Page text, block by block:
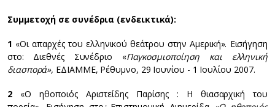
Συμμετοχή σε συνέδρια (ενδεικτικά):
1 «Οι απαρχές του ελληνικού θεάτρου στην Αμερική». Εισήγηση
στο: Διεθνές Συνέδριο «Παγκοσμιοποίηση και ελληνική
διασπορά», ΕΔΙΑΜΜΕ, Ρέθυμνο, 29 Ιουνίου - 1 Ιουλίου 2007.
2«Ο ηθοποιός Αριστείδης Παρίσης : Η θιασαρχική του